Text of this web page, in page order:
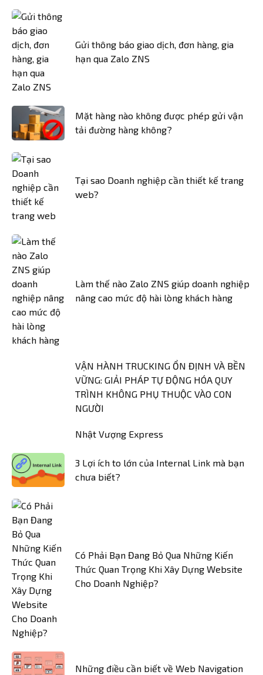
Gửi thông báo giao dịch, đơn hàng, gia
hạn qua Zalo ZNS
Mặt hàng nào không được phép gửi vận
tải đường hàng không?
Tại sao Doanh nghiệp cần thiết kế trang
web?
Làm thế nào Zalo ZNS giúp doanh nghiệp
nâng cao mức độ hài lòng khách hàng
VẬN HÀNH TRUCKING ỔN ĐỊNH VÀ BỀN
VỮNG: GIẢI PHÁP TỰ ĐỘNG HÓA QUY
TRÌNH KHÔNG PHỤ THUỘC VÀO CON
NGƯỜI
Nhật Vượng Express
3 Lợi ích to lớn của Internal Link mà bạn
chưa biết?
Có Phải Bạn Đang Bỏ Qua Những Kiến
Thức Quan Trọng Khi Xây Dựng Website
Cho Doanh Nghiệp?
Những điều cần biết về Web Navigation